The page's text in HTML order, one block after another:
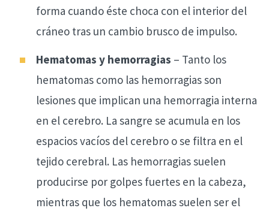
forma cuando éste choca con el interior del
cráneo tras un cambio brusco de impulso.
Hematomas y hemorragias – Tanto los
hematomas como las hemorragias son
lesiones que implican una hemorragia interna
en el cerebro. La sangre se acumula en los
espacios vacíos del cerebro o se filtra en el
tejido cerebral. Las hemorragias suelen
producirse por golpes fuertes en la cabeza,
mientras que los hematomas suelen ser el